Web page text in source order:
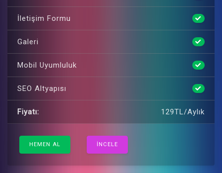
İletişim Formu
Galeri
Mobil Uyumluluk
SEO Altyapısı
Fiyatı: 129TL/Aylık
HEMEN AL İNCELE